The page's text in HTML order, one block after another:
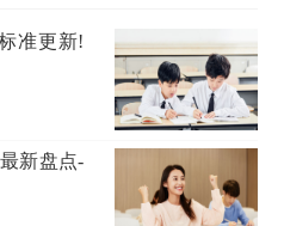
准更新!
新盘点-